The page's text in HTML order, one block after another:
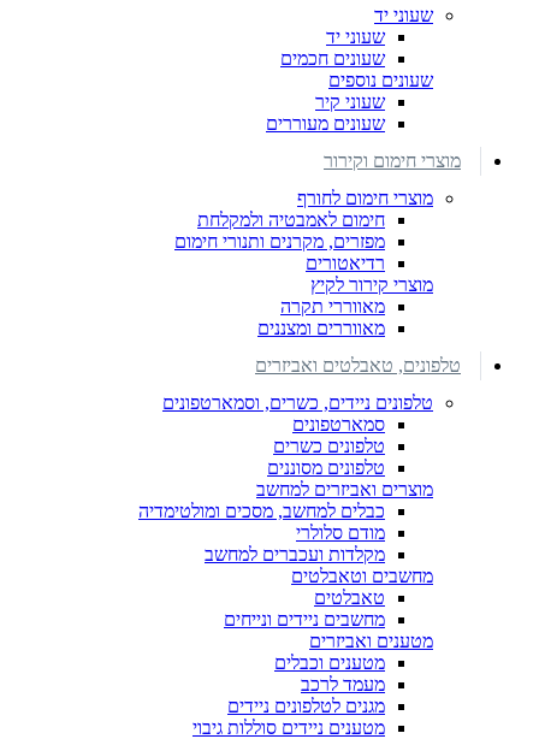
שעוני יד
שעוני יד
שעונים חכמים
שעונים נוספים
שעוני קיר
שעונים מעוררים
מוצרי חימום וקירור
מוצרי חימום לחורף
חימום לאמבטיה ולמקלחת
מפזרים, מקרנים ותנורי חימום
רדיאטורים
מוצרי קירור לקיץ
מאווררי תקרה
מאווררים ומצננים
טלפונים, טאבלטים ואביזרים
טלפונים ניידים, כשרים, וסמארטפונים
סמארטפונים
טלפונים כשרים
טלפונים מסוננים
מוצרים ואביזרים למחשב
כבלים למחשב, מסכים ומולטימדיה
מודם סלולרי
מקלדות ועכברים למחשב
מחשבים וטאבלטים
טאבלטים
מחשבים ניידים ונייחים
מטענים ואביזרים
מטענים וכבלים
מעמד לרכב
מגנים לטלפונים ניידים
מטענים ניידים סוללות גיבוי